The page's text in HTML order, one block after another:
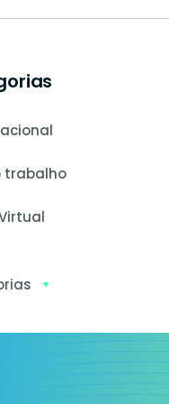
trabalho